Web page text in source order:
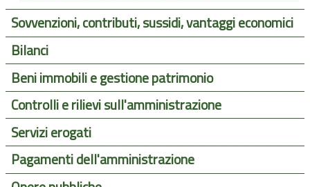
Sovvenzioni, contributi, sussidi, vantaggi economici
Bilanci
Beni immobili e gestione patrimonio
Controlli e rilievi sull'amministrazione
Servizi erogati
Pagamenti dell'amministrazione